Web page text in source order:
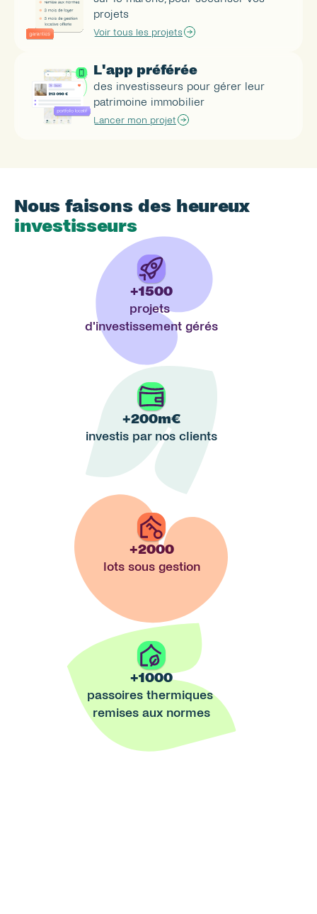
projets
Voir tous les projets
L'app préférée
des investisseurs pour gérer leur
patrimoine immobilier
Lancer mon projet
Nous faisons des heureux
investisseurs
investisseurs
+1500
projets
d'investissement gérés
+200m€
investis par nos clients
+2000
lots sous gestion
+1000
passoires thermiques
remises aux normes